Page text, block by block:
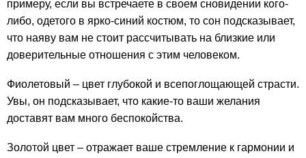
примеру, если вы встречаете в своем сновидении кого-
либо, одетого в ярко-синий костюм, то сон подсказывает,
что наяву вам не стоит рассчитывать на близкие или
доверительные отношения с этим человеком.
Фиолетовый – цвет глубокой и всепоглощающей страсти.
Увы, он подсказывает, что какие-то ваши желания
доставят вам много беспокойства.
Золотой цвет – отражает ваше стремление к гармонии и